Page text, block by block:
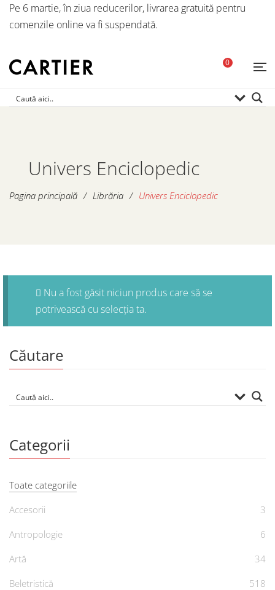
Pe 6 martie, în ziua reducerilor, livrarea gratuită pentru
comenzile online va fi suspendată.
0
Univers Enciclopedic
Pagina principală / Librăria / Univers Enciclopedic
Nu a fost găsit niciun produs care să se
potrivească cu selecția ta.
Căutare
Categorii
Toate categoriile
Accesorii
3
Antropologie
6
Artă
34
Beletristică
518